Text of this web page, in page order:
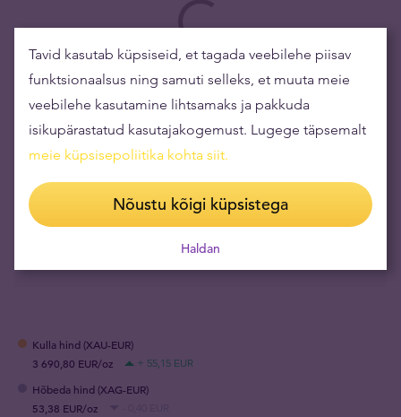
Kulla hind (XAU-EUR)
3 690,80 EUR/oz
+ 55,15 EUR
Hõbeda hind (XAG-EUR)
53,38 EUR/oz
Tavid kasutab küpsiseid, et tagada veebilehe piisav
funktsionaalsus ning samuti selleks, et muuta meie
veebilehe kasutamine lihtsamaks ja pakkuda
isikupärastatud kasutajakogemust. Lugege täpsemalt
meie küpsisepoliitika kohta siit.
Nõustu kõigi küpsistega
Haldan